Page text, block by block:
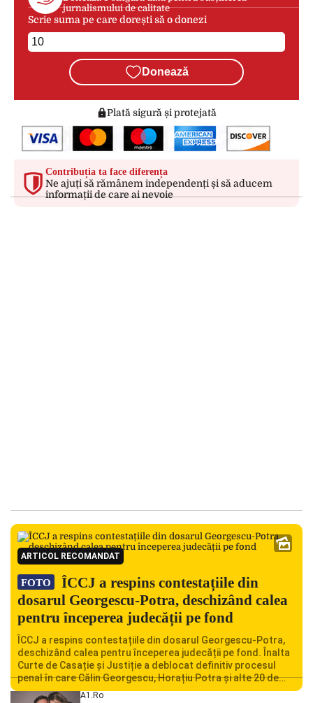
jurnalismului de calitate
Scrie suma pe care dorești să o donezi
Donează
Plată sigură și protejată
Contribuția ta face diferența
Ne ajuți să rămânem independenți și să aducem
informații de care ai nevoie
ARTICOL RECOMANDAT
FOTO
ÎCCJ a respins contestațiile din
dosarul Georgescu-Potra, deschizând calea
pentru începerea judecății pe fond
ÎCCJ a respins contestațiile din dosarul Georgescu-Potra,
deschizând calea pentru începerea judecății pe fond. Înalta
Curte de Casație și Justiție a deblocat definitiv procesul
penal în care Călin Georgescu, Horațiu Potra și alte 20 de
persoane sunt acuzați de acțiuni îndreptate împotriva
A1.ro